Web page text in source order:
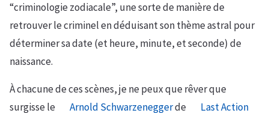
“criminologie zodiacale”, une sorte de manière de
retrouver le criminel en déduisant son thème astral pour
déterminer sa date (et heure, minute, et seconde) de
naissance.
À chacune de ces scènes, je ne peux que rêver que
surgisse le
Arnold Schwarzeneggerde
Last Action